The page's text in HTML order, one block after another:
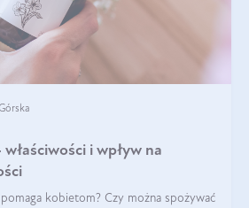
i wpływ na
kobietom? Czy można spożywać